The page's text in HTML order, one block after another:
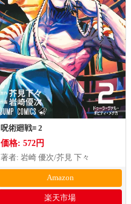
呪術廻戦≡ 2
価格: 572円
著者: 岩崎 優次/芥見 下々
Amazon
楽天市場